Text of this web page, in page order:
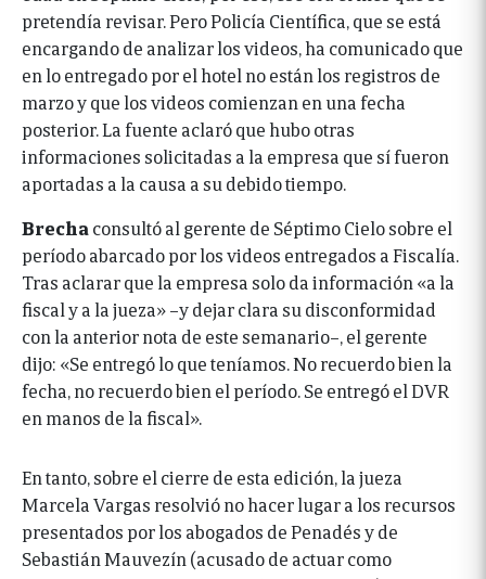
pretendía revisar. Pero Policía Científica, que se está
encargando de analizar los videos, ha comunicado que
en lo entregado por el hotel no están los registros de
marzo y que los videos comienzan en una fecha
posterior. La fuente aclaró que hubo otras
informaciones solicitadas a la empresa que sí fueron
aportadas a la causa a su debido tiempo.
Brecha consultó al gerente de Séptimo Cielo sobre el
período abarcado por los videos entregados a Fiscalía.
Tras aclarar que la empresa solo da información «a la
fiscal y a la jueza» –y dejar clara su disconformidad
con la anterior nota de este semanario–, el gerente
dijo: «Se entregó lo que teníamos. No recuerdo bien la
fecha, no recuerdo bien el período. Se entregó el DVR
en manos de la fiscal».
En tanto, sobre el cierre de esta edición, la jueza
Marcela Vargas resolvió no hacer lugar a los recursos
presentados por los abogados de Penadés y de
Sebastián Mauvezín (acusado de actuar como